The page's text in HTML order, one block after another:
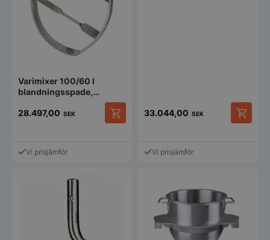
Varimixer 100/60 l
blandningsspade,
28.497,00 SEK
Vi prisjämför
33.044,00 SEK
Vi prisjämför
pys_session_limit
CookieScriptConsent
CookieScript
Privacy Policy